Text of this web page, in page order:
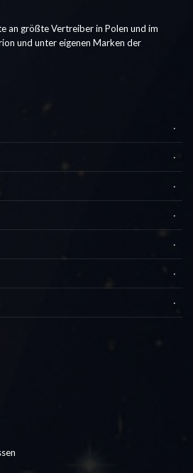
an größte Vertreiber in Polen und im
und unter eigenen Marken der